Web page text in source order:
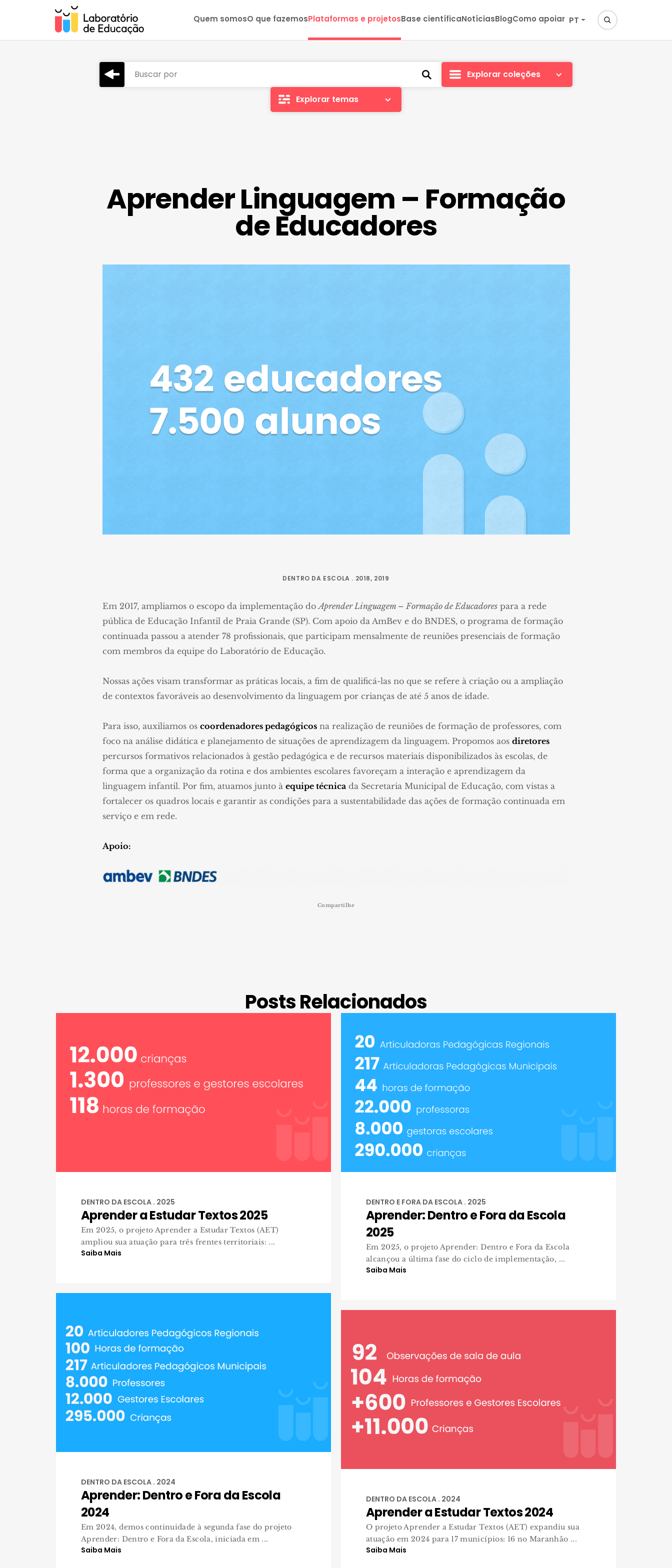
Quem somosO que fazemosPlataformas e projetosBase científicaNotíciasBlogComo apoiar PT
Buscar por Explorar coleções
Explorar temas
Aprender Linguagem – Formação
de Educadores
DENTRO DA ESCOLA . 2018, 2019
Em 2017, ampliamos o escopo da implementação doAprender Linguagem – Formação de Educadorespara a rede
pública de Educação Infantil de Praia Grande (SP). Com apoio da AmBev e do BNDES, o programa de formação
continuada passou a atender 78 profissionais, que participam mensalmente de reuniões presenciais de formação
com membros da equipe do Laboratório de Educação.
Nossas ações visam transformar as práticas locais, a fim de qualificá-las no que se refere à criação ou a ampliação
de contextos favoráveis ao desenvolvimento da linguagem por crianças de até 5 anos de idade.
Para isso, auxiliamos os coordenadores pedagógicosna realização de reuniões de formação de professores, com
foco na análise didática e planejamento de situações de aprendizagem da linguagem. Propomos aos diretores
percursos formativos relacionados à gestão pedagógica e de recursos materiais disponibilizados às escolas, de
forma que a organização da rotina e dos ambientes escolares favoreçam a interação e aprendizagem da
linguagem infantil. Por fim, atuamos junto à equipe técnicada Secretaria Municipal de Educação, com vistas a
fortalecer os quadros locais e garantir as condições para a sustentabilidade das ações de formação continuada em
serviço e em rede.
Apoio:
Compartilhe
Posts Relacionados
DENTRO DA ESCOLA . 2025
Aprender a Estudar Textos 2025
Em 2025, o projeto Aprender a Estudar Textos (AET)
ampliou sua atuação para três frentes territoriais: ...
Saiba Mais
DENTRO E FORA DA ESCOLA . 2025
Aprender: Dentro e Fora da Escola
2025
Em 2025, o projeto Aprender: Dentro e Fora da Escola
alcançou a última fase do ciclo de implementação, ...
Saiba Mais
DENTRO DA ESCOLA . 2024
Aprender: Dentro e Fora da Escola
2024
Em 2024, demos continuidade à segunda fase do projeto
Aprender: Dentro e Fora da Escola, iniciada em ...
Saiba Mais
DENTRO DA ESCOLA . 2024
Aprender a Estudar Textos 2024
O projeto Aprender a Estudar Textos (AET) expandiu sua
atuação em 2024 para 17 municípios: 16 no Maranhão ...
Saiba Mais